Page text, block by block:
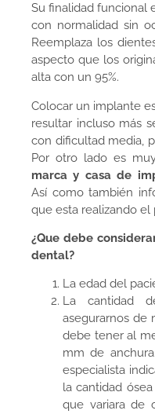
Su finalidad funcional
con normalidad sin
Reemplaza los
aspecto que los
alta con un 95%.
Colocar un implante
resultar incluso más
con dificultad media,
Por otro lado es
marca y casa de
Así como también
que esta realizando el
¿Que debe
dental?
La edad del
La cantidad
asegurarnos de
debe tener al
mm de
especialista
la cantidad
que variara de